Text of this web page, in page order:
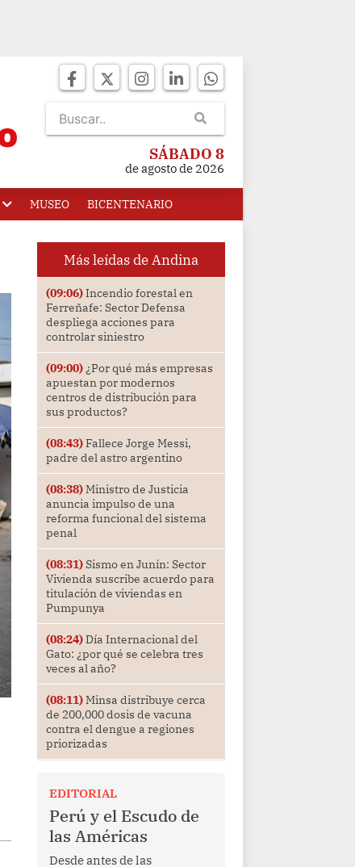
SÁBADO 8
de agosto de 2026
MUSEO BICENTENARIO
Más leídas de Andina
(09:06)Incendio forestal en
Ferreñafe: Sector Defensa
despliega acciones para
controlar siniestro
(09:00)¿Por qué más empresas
apuestan por modernos
centros de distribución para
sus productos?
(08:43)Fallece Jorge Messi,
padre del astro argentino
(08:38)Ministro de Justicia
anuncia impulso de una
reforma funcional del sistema
penal
(08:31)Sismo en Junín: Sector
Vivienda suscribe acuerdo para
titulación de viviendas en
Pumpunya
(08:24)Día Internacional del
Gato: ¿por qué se celebra tres
veces al año?
(08:11)Minsa distribuye cerca
de 200,000 dosis de vacuna
contra el dengue a regiones
priorizadas
EDITORIAL
Perú y el Escudo de
las Américas
Desde antes de las